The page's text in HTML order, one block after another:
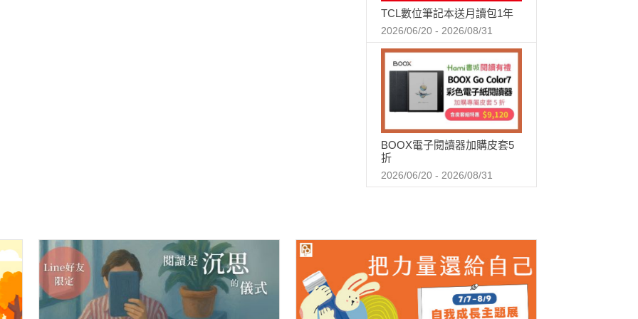
TCL數位筆記本送月讀包1年
2026/06/20 - 2026/08/31
BOOX電子閱讀器加購皮套5
折
2026/06/20 - 2026/08/31